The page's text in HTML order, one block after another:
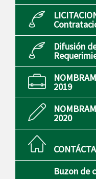
Difusión
2019
2020
Buzon de